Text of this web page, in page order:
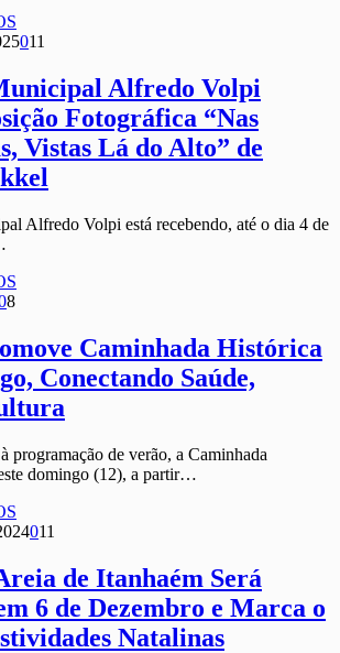
011
Alfredo Volpi
Fotográfica “Nas
Vistas Lá do Alto” de
Alfredo Volpi está recebendo, até o dia 4 de
8
Caminhada Histórica
Conectando Saúde,
programação de verão, a Caminhada
domingo (12), a partir…
011
de Itanhaém Será
6 de Dezembro e Marca o
Natalinas